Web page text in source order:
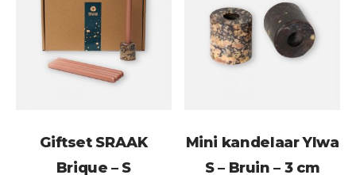
Giftset SRAAK
Brique – S
Mini kandelaar Ylwa
S – Bruin – 3 cm